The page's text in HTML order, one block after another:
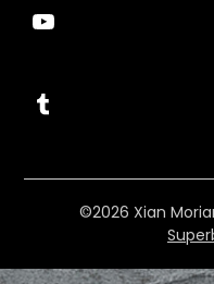
YouTube
Tumblr
©2026 Xian